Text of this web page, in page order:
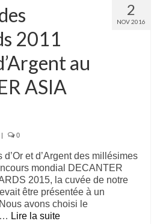
2
NOV 2016
2011
au
ASIA
0
et d’Argent des millésimes
mondial DECANTER
2015, la cuvée de notre
être présentée à un
avons choisi le
… Lire la suite­­